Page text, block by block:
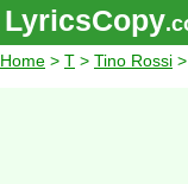
LyricsCopy
Home > T > Tino Rossi